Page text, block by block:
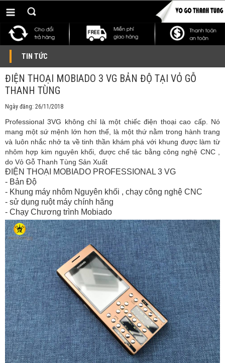
TIN TỨC
ĐIỆN THOẠI MOBIADO 3 VG BẢN ĐỘ TẠI VỎ GỖ
THANH TÙNG
Ngày đăng: 26/11/2018
Professional 3VG không chỉ là một chiếc điện thoại cao cấp. Nó
mang một sứ mệnh lớn hơn thế, là một thứ nằm trong hành trang
và luôn nhắc nhở ta về tinh thần khám phá với khung được làm từ
nhôm hợp kim nguyên khối, được chế tác bằng công nghệ CNC ,
do Vỏ Gỗ Thanh Tùng Sản Xuất
ĐIỆN THOẠI MOBIADO PROFESSIONAL 3 VG
- Bản Độ
- Khung máy nhôm Nguyên khối , chạy công nghệ CNC
- sử dụng ruột máy chính hãng
- Chạy Chương trình Mobiado